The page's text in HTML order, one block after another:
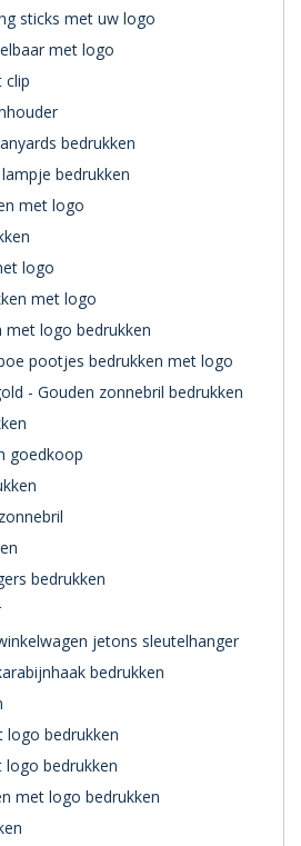
sticks met uw logo
met logo
clip
bedrukken
bedrukken
met logo
logo
met logo
met logo bedrukken
pootjes bedrukken met logo
- Gouden zonnebril bedrukken
goedkoop
bedrukken
jetons sleutelhanger
bedrukken
logo bedrukken
bedrukken
met logo bedrukken